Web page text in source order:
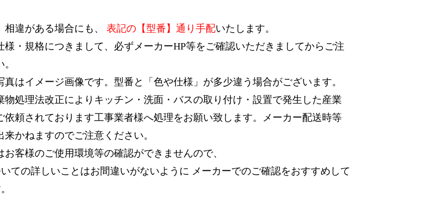
相違がある場合にも、
表記の【型番】通り手配いたします。
様・規格につきまして、必ずメーカーHP等をご確認いただきましてからご注
真はイメージ画像です。型番と「色や仕様」が多少違う場合がございます。
物処理法改正によりキッチン・洗面・バスの取り付け・設置で発生した産業
依頼されております工事業者様へ処理をお願い致します。メーカー配送時等
来かねますのでご注意ください。
お客様のご使用環境等の確認ができませんので、
ての詳しいことはお間違いがないように メーカーでのご確認をおすすめして